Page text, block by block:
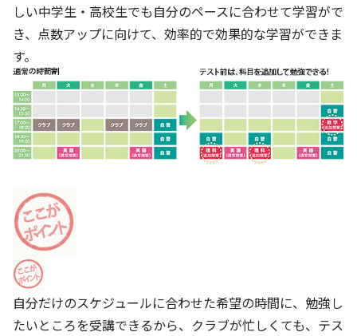
しい中学生・高校生でも自分のペースに合わせて学習がで
き、点数アップに向けて、効率的で効果的な学習ができま
す。
自分だけのスケジュールに合わせた希望の時間に、勉強し
たいところを受講できるから、クラブが忙しくても、テス